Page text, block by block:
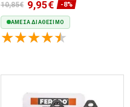
10,85€ 9,95€ -8%
ΆΜΕΣΑ ΔΙΑΘΈΣΙΜΟ